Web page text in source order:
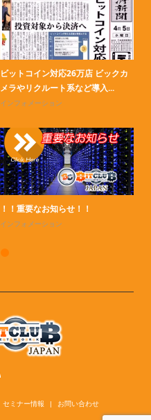
ビットコイン対応26万店 ビックカ
メラやリクルート系など導入...
インフォメーション
！！重要なお知らせ！！
インフォメーション
セミナー情報 お問い合わせ